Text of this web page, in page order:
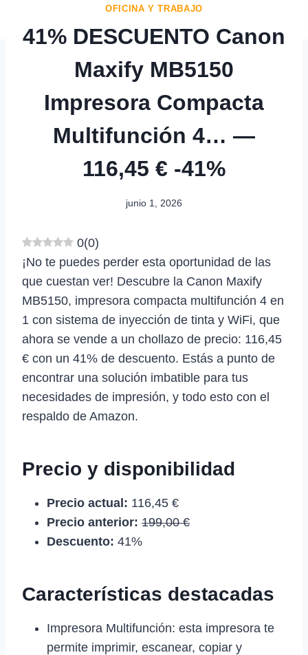
OFICINA Y TRABAJO
41% DESCUENTO Canon
Maxify MB5150
Impresora Compacta
Multifunción 4… —
116,45 € -41%
junio 1, 2026
0(0)
¡No te puedes perder esta oportunidad de las
que cuestan ver! Descubre la Canon Maxify
MB5150, impresora compacta multifunción 4 en
1 con sistema de inyección de tinta y WiFi, que
ahora se vende a un chollazo de precio: 116,45
€ con un 41% de descuento. Estás a punto de
encontrar una solución imbatible para tus
necesidades de impresión, y todo esto con el
respaldo de Amazon.
Precio y disponibilidad
Precio actual: 116,45 €
Precio anterior: 199,00 €
Descuento: 41%
Características destacadas
Impresora Multifunción: esta impresora te
permite imprimir, escanear, copiar y